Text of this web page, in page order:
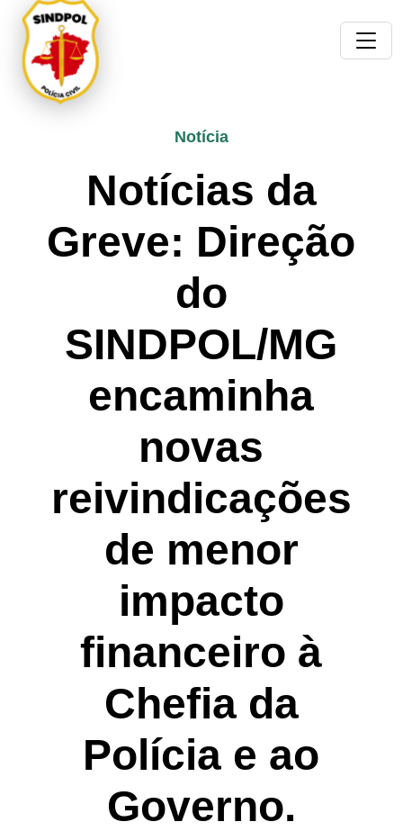
Notícia
Notícias da
Greve: Direção
do
SINDPOL/MG
encaminha
novas
reivindicações
de menor
impacto
financeiro à
Chefia da
Polícia e ao
Governo.